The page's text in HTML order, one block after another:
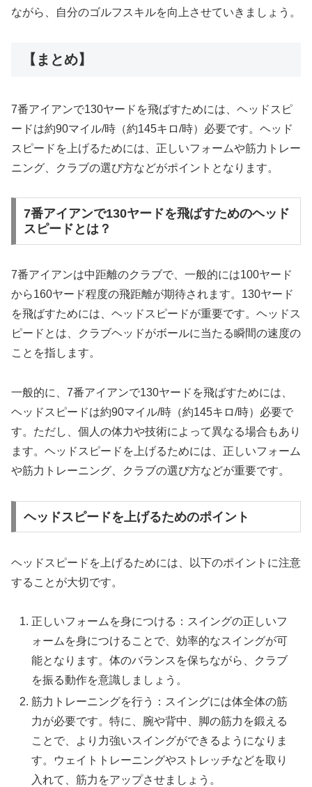
ながら、自分のゴルフスキルを向上させていきましょう。
【まとめ】
7番アイアンで130ヤードを飛ばすためには、ヘッドスピ
ードは約90マイル/時（約145キロ/時）必要です。ヘッド
スピードを上げるためには、正しいフォームや筋力トレー
ニング、クラブの選び方などがポイントとなります。
7番アイアンで130ヤードを飛ばすためのヘッド
スピードとは？
7番アイアンは中距離のクラブで、一般的には100ヤード
から160ヤード程度の飛距離が期待されます。130ヤード
を飛ばすためには、ヘッドスピードが重要です。ヘッドス
ピードとは、クラブヘッドがボールに当たる瞬間の速度の
ことを指します。
一般的に、7番アイアンで130ヤードを飛ばすためには、
ヘッドスピードは約90マイル/時（約145キロ/時）必要で
す。ただし、個人の体力や技術によって異なる場合もあり
ます。ヘッドスピードを上げるためには、正しいフォーム
や筋力トレーニング、クラブの選び方などが重要です。
ヘッドスピードを上げるためのポイント
ヘッドスピードを上げるためには、以下のポイントに注意
することが大切です。
正しいフォームを身につける：スイングの正しいフ
ォームを身につけることで、効率的なスイングが可
能となります。体のバランスを保ちながら、クラブ
を振る動作を意識しましょう。
筋力トレーニングを行う：スイングには体全体の筋
力が必要です。特に、腕や背中、脚の筋力を鍛える
ことで、より力強いスイングができるようになりま
す。ウェイトトレーニングやストレッチなどを取り
入れて、筋力をアップさせましょう。